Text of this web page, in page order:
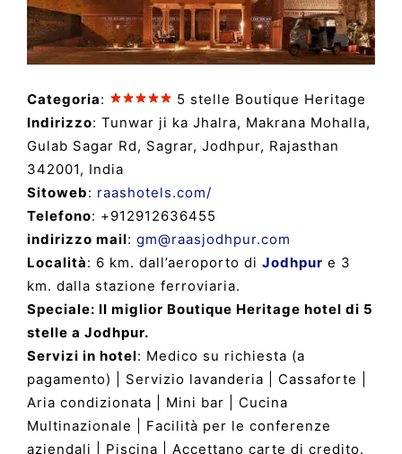
Categoria:
5 stelle Boutique Heritage
Indirizzo: Tunwar ji ka Jhalra, Makrana Mohalla,
Gulab Sagar Rd, Sagrar, Jodhpur, Rajasthan
342001, India
Sitoweb: raashotels.com/
Telefono: +912912636455
indirizzo mail: gm@raasjodhpur.com
Località: 6 km. dall’aeroporto di Jodhpur e 3
km. dalla stazione ferroviaria.
Speciale: Il miglior Boutique Heritage hotel di 5
stelle a Jodhpur.
Servizi in hotel: Medico su richiesta (a
pagamento) | Servizio lavanderia | Cassaforte |
Aria condizionata | Mini bar | Cucina
Multinazionale | Facilità per le conferenze
aziendali | Piscina | Accettano carte di credito.